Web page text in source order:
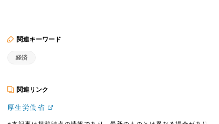
関連キーワード
経済
関連リンク
厚生労働省